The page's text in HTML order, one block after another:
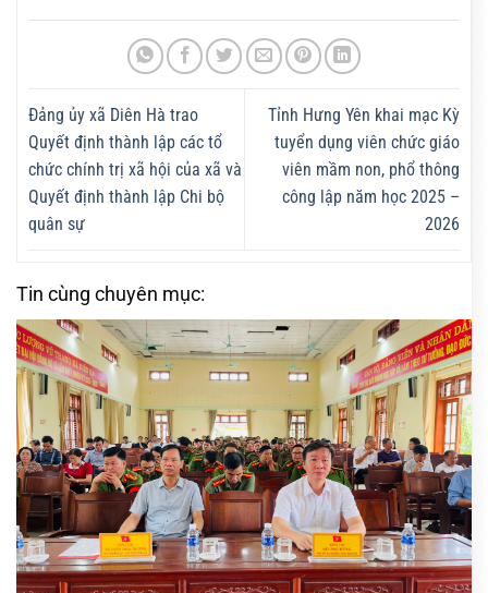
Đảng ủy xã Diên Hà trao
Quyết định thành lập các tổ
chức chính trị xã hội của xã và
Quyết định thành lập Chi bộ
quân sự
Tỉnh Hưng Yên khai mạc Kỳ
tuyển dụng viên chức giáo
viên mầm non, phổ thông
công lập năm học 2025 –
2026
Tin cùng chuyên mục: